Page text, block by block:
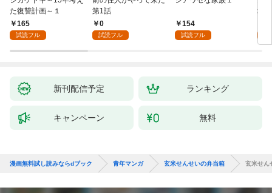
た復讐計画～１
165
試読フル
第1話
0
試読フル
154
試読フル
地
新刊配信予定 ランキング
キャンペーン 無料
漫画無料試し読みならdブック 青年マンガ 玄米せんせいの弁当箱 玄米せん